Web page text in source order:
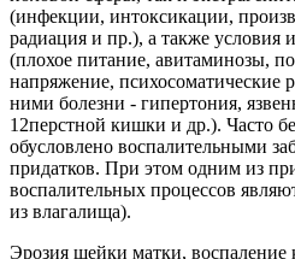
(инфекции, интоксикации,
радиация и пр.), а также
(плохое питание, авитаминозы,
напряжение, психосоматические
ними болезни - гипертония,
12перстной кишки и др.). Часто
обусловлено воспалительными
придатков. При этом одним из
воспалительных процессов
из влагалища).
Эрозия шейки матки, воспаление